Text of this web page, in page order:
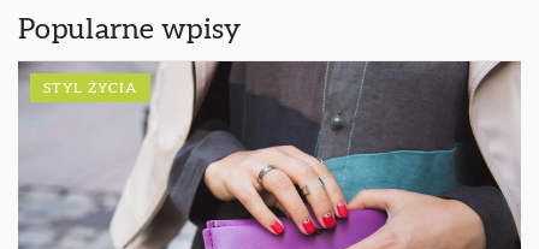
Popularne wpisy
STYL ŻYCIA